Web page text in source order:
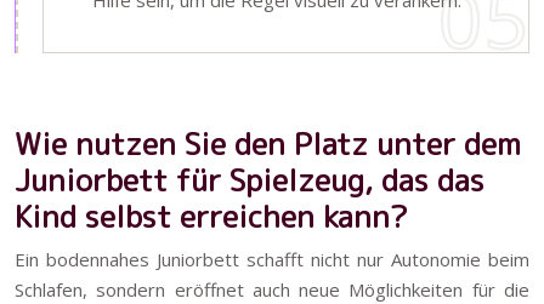
Wie nutzen Sie den Platz unter dem
Juniorbett für Spielzeug, das das
Kind selbst erreichen kann?
Ein bodennahes Juniorbett schafft nicht nur Autonomie beim
Schlafen, sondern eröffnet auch neue Möglichkeiten für die